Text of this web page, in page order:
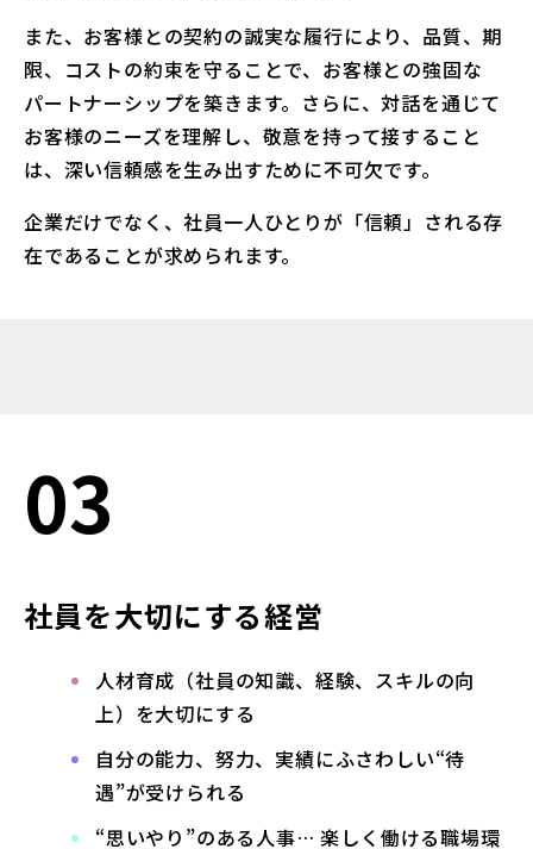
また、お客様との契約の誠実な履行により、品質、期
限、コストの約束を守ることで、お客様との強固な
パートナーシップを築きます。さらに、対話を通じて
お客様のニーズを理解し、敬意を持って接すること
は、深い信頼感を生み出すために不可欠です。
企業だけでなく、社員一人ひとりが「信頼」される存
在であることが求められます。
03
社員を大切にする経営
人材育成（社員の知識、経験、スキルの向
上）を大切にする
自分の能力、努力、実績にふさわしい“待
遇”が受けられる
“思いやり”のある人事… 楽しく働ける職場環